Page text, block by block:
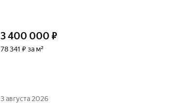
3 400 000 ₽
78 341 ₽ за м²
3 августа 2026